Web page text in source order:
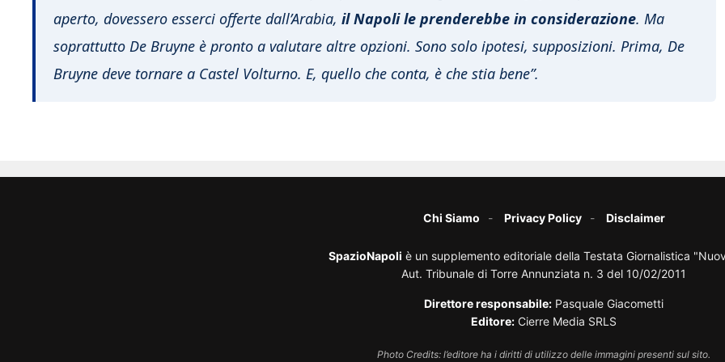
aperto, dovessero esserci offerte dall’Arabia, il Napoli le prenderebbe in considerazione. Ma
soprattutto De Bruyne è pronto a valutare altre opzioni. Sono solo ipotesi, supposizioni. Prima, De
Bruyne deve tornare a Castel Volturno. E, quello che conta, è che stia bene”.
Chi Siamo Privacy Policy Disclaimer
SpazioNapoli è un supplemento editoriale della Testata Giornalistica
Aut. Tribunale di Torre Annunziata n. 3 del 10/02/2011
Direttore responsabile: Pasquale Giacometti
Editore: Cierre Media SRLS
Photo Credits: l’editore ha i diritti di utilizzo delle immagini presenti sul sito.